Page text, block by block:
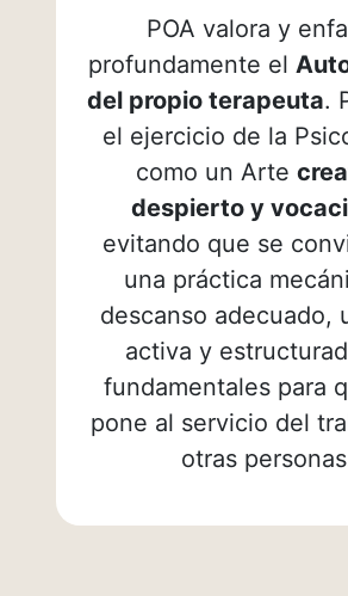
POA valora y
profundamente el
del propio terapeuta.
el ejercicio de la
como un Arte
despierto y
evitando que se
una práctica
descanso adecuado,
activa y
fundamentales para
pone al servicio del
otras